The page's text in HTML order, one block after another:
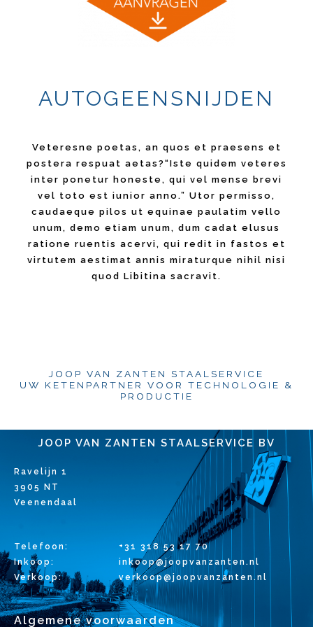
AUTOGEENSNIJDEN
Veteresne poetas, an quos et praesens et
postera respuat aetas?“Iste quidem veteres
inter ponetur honeste, qui vel mense brevi
vel toto est iunior anno.” Utor permisso,
caudaeque pilos ut equinae paulatim vello
unum, demo etiam unum, dum cadat elusus
ratione ruentis acervi, qui redit in fastos et
virtutem aestimat annis miraturque nihil nisi
quod Libitina sacravit.
JOOP VAN ZANTEN STAALSERVICE
UW KETENPARTNER VOOR TECHNOLOGIE &
PRODUCTIE
JOOP VAN ZANTEN STAALSERVICE BV
Ravelijn 1
3905 NT
Veenendaal
Telefoon:
Inkoop:
Verkoop:
+31 318 53 17 70
inkoop@joopvanzanten.nl
verkoop@joopvanzanten.nl
Algemene voorwaarden